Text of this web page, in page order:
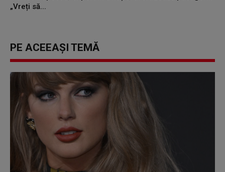
„Vreți să...
PE ACEEAȘI TEMĂ